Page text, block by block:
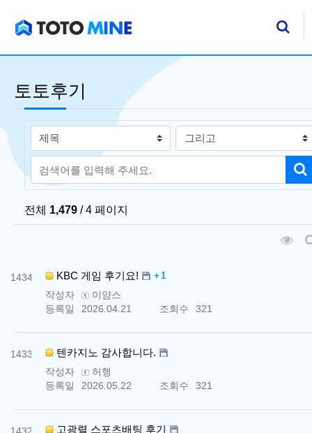
토토후기
검색대상
검색어
전체 1,479 / 4 페이지
조
1434 KBC 게임 후기요! 댓글
1
작성자
이얌스
등록일
2026.04.21 조회수 321
1433 텐카지노 감사합니다.
작성자
허행
등록일
2026.05.22 조회수 321
1432 고광렬 스포츠배팅 후기